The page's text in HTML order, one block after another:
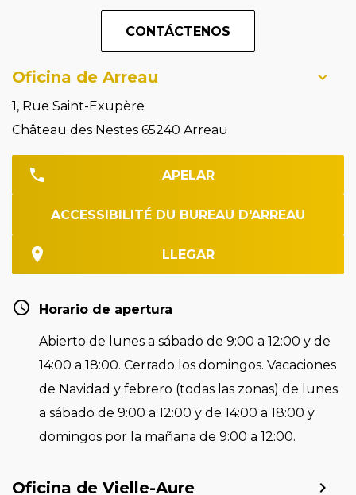
CONTÁCTENOS
Oficina de Arreau
1, Rue Saint-Exupère
Château des Nestes 65240 Arreau
APELAR
ACCESSIBILITÉ DU BUREAU D'ARREAU
LLEGAR
Horario de apertura
Abierto de lunes a sábado de 9:00 a 12:00 y de
14:00 a 18:00. Cerrado los domingos. Vacaciones
de Navidad y febrero (todas las zonas) de lunes
a sábado de 9:00 a 12:00 y de 14:00 a 18:00 y
domingos por la mañana de 9:00 a 12:00.
Oficina de Vielle-Aure